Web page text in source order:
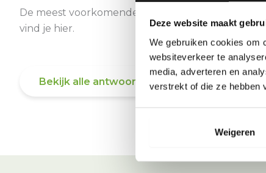
Deze website maakt
We gebruiken cookies om
websiteverkeer te
media, adverteren en
verstrekt of die ze hebben
Weigeren
De meest voorkomende vragen over onze dienst
vind je hier.
Bekijk alle antwoorden